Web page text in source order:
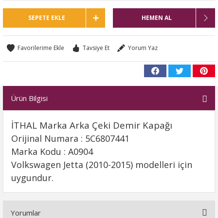
SEPETE EKLE HEMEN AL
Tavsiye Et Yorum Yaz
Ürün Bilgisi
İTHAL Marka Arka Çeki Demir Kapağı
Orijinal Numara : 5C6807441
Marka Kodu : A0904
Volkswagen Jetta (2010-2015) modelleri için
uygundur.
Yorumlar